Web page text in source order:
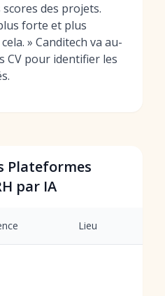
des projets.
forte et plus
» Canditech va au-
CV pour identifier les
Plateformes
par IA
Lieu